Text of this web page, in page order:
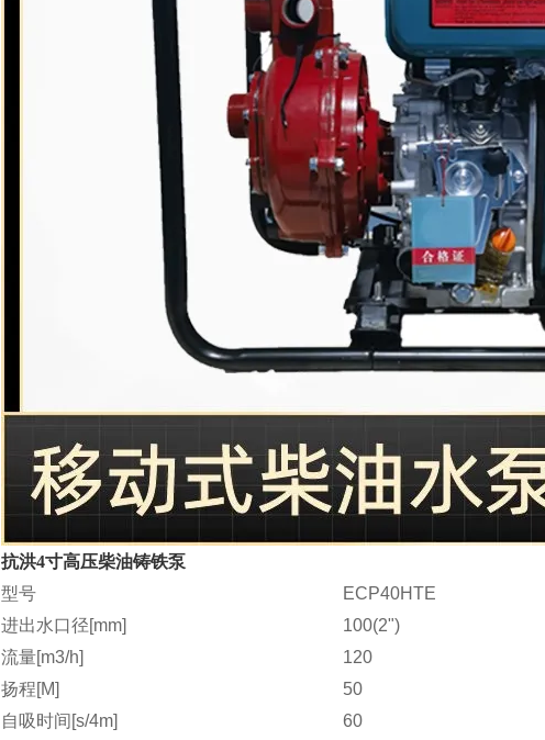
抗洪4寸高压柴油铸铁泵
型号
ECP40HTE
进出水口径[mm]
100(2")
流量[m3/h]
120
扬程[M]
50
自吸时间[s/4m]
60